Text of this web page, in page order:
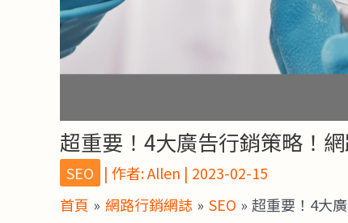
超重要！4大廣告行銷策略！
SEO | 作者:Allen | 2023-02-15
首頁
網路行銷網誌 SEO
超重要！4大